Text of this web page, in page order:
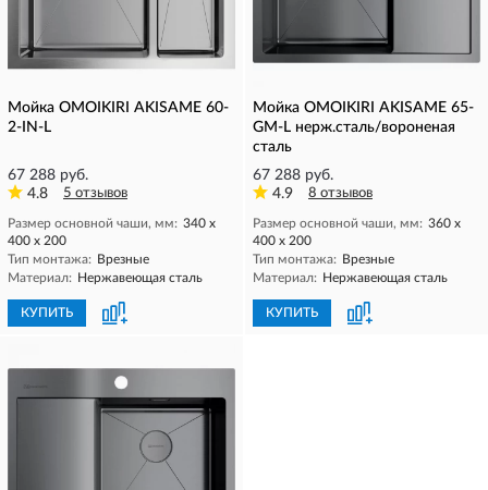
Мойка OMOIKIRI AKISAME 60-
2-IN-L
67 288 руб.
4.8
5 отзывов
Размер основной чаши, мм: 340 х
400 х 200
Тип монтажа: Врезные
Материал: Нержавеющая сталь
КУПИТЬ
Мойка OMOIKIRI AKISAME 65-
GM-L нерж.сталь/вороненая
сталь
67 288 руб.
4.9
8 отзывов
Размер основной чаши, мм: 360 х
400 х 200
Тип монтажа: Врезные
Материал: Нержавеющая сталь
КУПИТЬ